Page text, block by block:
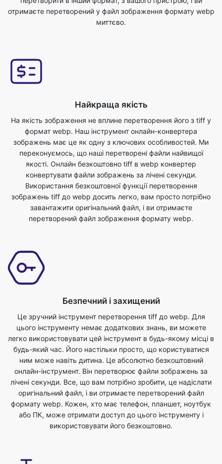
На якість зображення не вплине перетворення його з tiff у
зображень має це як одну з ключових особливостей. Ми
переконуємось, що наші перетворені файли найвищої
якості. Онлайн безкоштовно tiff в webp конвертер
конвертувати файли зображень за лічені секунди.
Використання безкоштовної функції перетворення
зображень tiff до webp досить легко, вам просто потрібно
завантажити оригінальний файл, і ви отримаєте
перетворений файл зображення формату webp.
Це зручний інструмент перетворення tiff до webp. Для
цього інструменту немає додаткових знань, ви можете
легко використовувати цей інструмент в будь-якому місці в
будь-який час. Його настільки просто, що користуватися
ним може навіть дитина. Це абсолютно безкоштовний
онлайн-інструмент. Він перетворює файли зображень за
лічені секунди. Все, що вам потрібно зробити, це надіслати
оригінальний файл, і ви отримаєте перетворений файл
формату webp. Кожен, хто має телефон, планшет, ноутбук
або ПК, може отримати доступ до цього інструменту і
використовувати його безкоштовно.